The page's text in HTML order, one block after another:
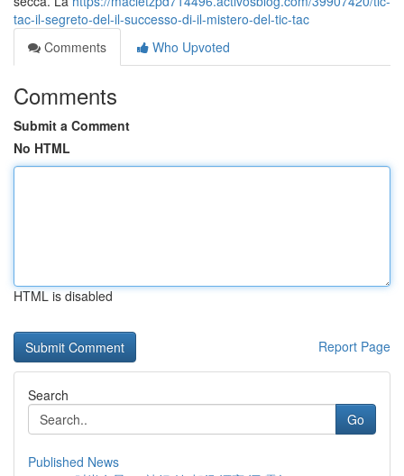
tac-il-segreto-del-il-successo-di-il-mistero-del-tic-tac
Comments
Who Upvoted
Comments
Submit a Comment
No HTML
HTML is disabled
Report Page
Search
Go
Published News